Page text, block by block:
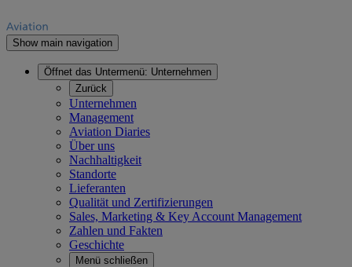
Show main navigation
Öffnet das Untermenü: Unternehmen
Zurück
Unternehmen
Management
Aviation Diaries
Über uns
Nachhaltigkeit
Standorte
Lieferanten
Qualität und Zertifizierungen
Sales, Marketing & Key Account Management
Zahlen und Fakten
Geschichte
Menü schließen